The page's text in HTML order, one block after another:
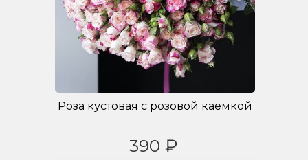
Роза кустовая с розовой каемкой
390 ₽